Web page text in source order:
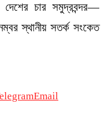
চার সমুদ্রবন্দর—
স্থানীয় সতর্ক সংকেত
Email